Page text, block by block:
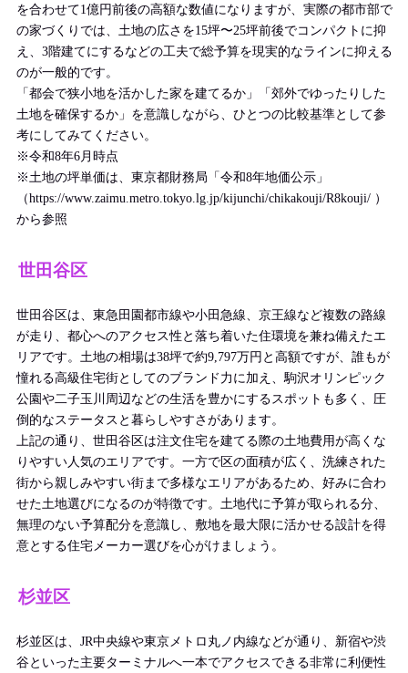
を合わせて1億円前後の高額な数値になりますが、実際の都市部で
の家づくりでは、土地の広さを15坪〜25坪前後でコンパクトに抑
え、3階建てにするなどの工夫で総予算を現実的なラインに抑える
のが一般的です。
「都会で狭小地を活かした家を建てるか」「郊外でゆったりした
土地を確保するか」を意識しながら、ひとつの比較基準として参
考にしてみてください。
※令和8年6月時点
※土地の坪単価は、東京都財務局「令和8年地価公示」
（https://www.zaimu.metro.tokyo.lg.jp/kijunchi/chikakouji/R8kouji/ ）
から参照
世田谷区
世田谷区は、東急田園都市線や小田急線、京王線など複数の路線
が走り、都心へのアクセス性と落ち着いた住環境を兼ね備えたエ
リアです。土地の相場は38坪で約9,797万円と高額ですが、誰もが
憧れる高級住宅街としてのブランド力に加え、駒沢オリンピック
公園や二子玉川周辺などの生活を豊かにするスポットも多く、圧
倒的なステータスと暮らしやすさがあります。
上記の通り、世田谷区は注文住宅を建てる際の土地費用が高くな
りやすい人気のエリアです。一方で区の面積が広く、洗練された
街から親しみやすい街まで多様なエリアがあるため、好みに合わ
せた土地選びになるのが特徴です。土地代に予算が取られる分、
無理のない予算配分を意識し、敷地を最大限に活かせる設計を得
意とする住宅メーカー選びを心がけましょう。
杉並区
杉並区は、JR中央線や東京メトロ丸ノ内線などが通り、新宿や渋
谷といった主要ターミナルへ一本でアクセスできる非常に利便性